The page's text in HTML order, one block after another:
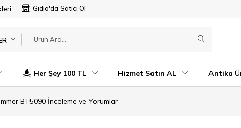
Gidio'da Satıcı Ol
Her Şey 100 TL Hizmet Satın AL Antika
BT5090 İnceleme ve Yorumlar